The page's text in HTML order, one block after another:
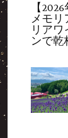
【
メモリ
リア
ンで乾